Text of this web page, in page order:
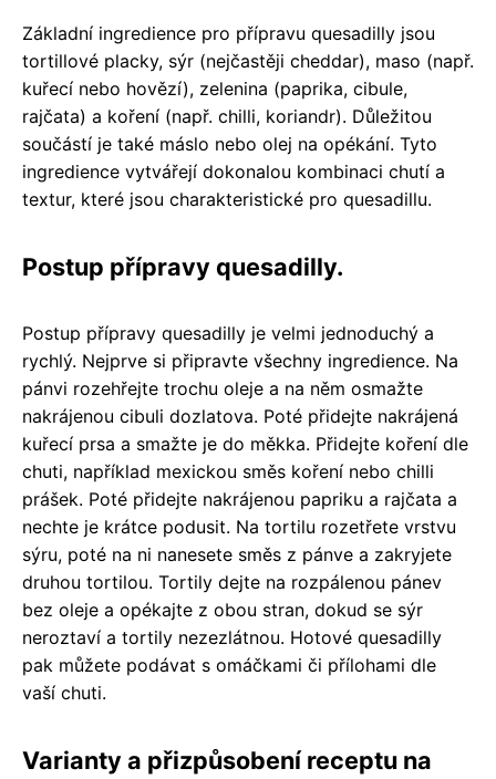
Základní ingredience pro přípravu quesadilly jsou
tortillové placky, sýr (nejčastěji cheddar), maso (např.
kuřecí nebo hovězí), zelenina (paprika, cibule,
rajčata) a koření (např. chilli, koriandr). Důležitou
součástí je také máslo nebo olej na opékání. Tyto
ingredience vytvářejí dokonalou kombinaci chutí a
textur, které jsou charakteristické pro quesadillu.
Postup přípravy quesadilly.
Postup přípravy quesadilly je velmi jednoduchý a
rychlý. Nejprve si připravte všechny ingredience. Na
pánvi rozehřejte trochu oleje a na něm osmažte
nakrájenou cibuli dozlatova. Poté přidejte nakrájená
kuřecí prsa a smažte je do měkka. Přidejte koření dle
chuti, například mexickou směs koření nebo chilli
prášek. Poté přidejte nakrájenou papriku a rajčata a
nechte je krátce podusit. Na tortilu rozetřete vrstvu
sýru, poté na ni nanesete směs z pánve a zakryjete
druhou tortilou. Tortily dejte na rozpálenou pánev
bez oleje a opékajte z obou stran, dokud se sýr
neroztaví a tortily nezezlátnou. Hotové quesadilly
pak můžete podávat s omáčkami či přílohami dle
vaší chuti.
Varianty a přizpůsobení receptu na